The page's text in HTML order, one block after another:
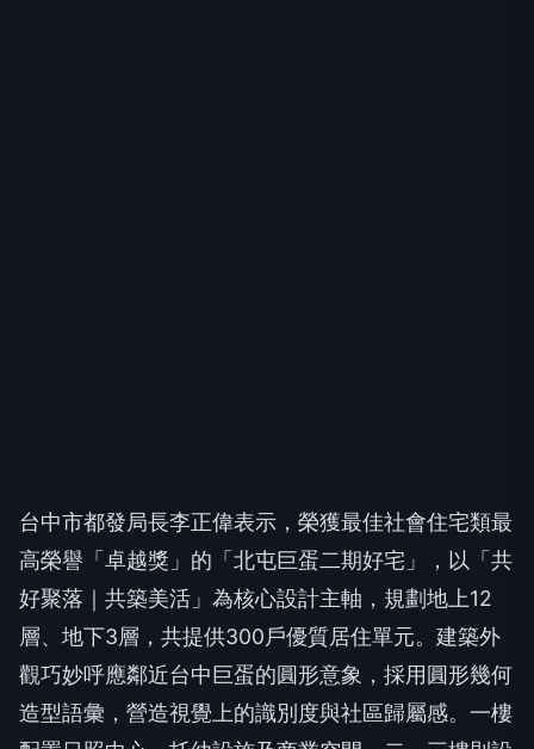
台中市都發局長李正偉表示，榮獲最佳社會住宅類最
高榮譽「卓越獎」的「北屯巨蛋二期好宅」，以「共
好聚落｜共築美活」為核心設計主軸，規劃地上12
層、地下3層，共提供300戶優質居住單元。建築外
觀巧妙呼應鄰近台中巨蛋的圓形意象，採用圓形幾何
造型語彙，營造視覺上的識別度與社區歸屬感。一樓